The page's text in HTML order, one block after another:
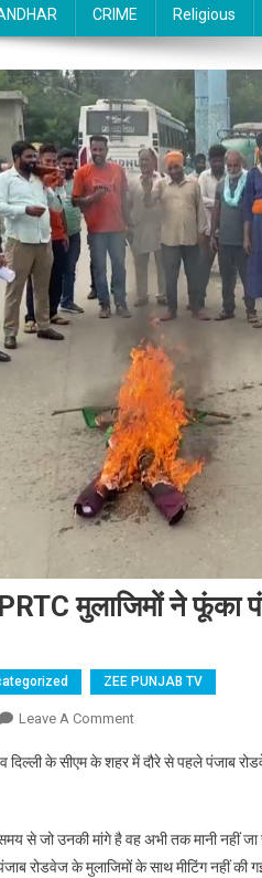
CRIME Religious
मुलाजिमों ने फूंका
ZEE PUNJAB TV
Leave A Comment
व दिल्ली के सीएम के शहर में दौरे से पहले पंजाब
से जो उनकी मांगे है वह अभी तक मानी नहीं
रोडवेज के मुलाजिमों के साथ मीटिंग नहीं